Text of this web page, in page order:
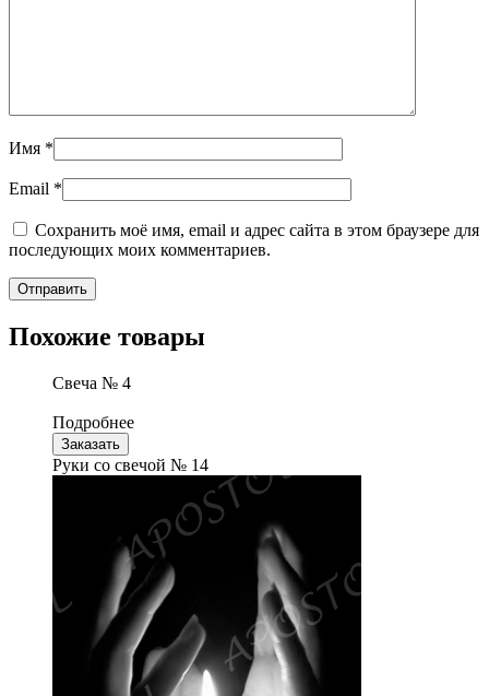
Имя *
Email *
Сохранить моё имя, email и адрес сайта в этом браузере для
последующих моих комментариев.
Похожие товары
Свеча № 4
Подробнее
Заказать
Руки со свечой № 14